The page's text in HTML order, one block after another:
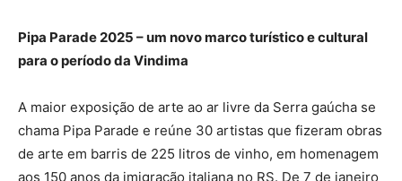
Pipa Parade 2025 – um novo marco turístico e cultural
para o período da Vindima
A maior exposição de arte ao ar livre da Serra gaúcha se
chama Pipa Parade e reúne 30 artistas que fizeram obras
de arte em barris de 225 litros de vinho, em homenagem
aos 150 anos da imigração italiana no RS. De 7 de janeiro